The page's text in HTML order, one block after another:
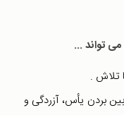
تواند ...
تلاش .
بردن یأس، آزردگی و